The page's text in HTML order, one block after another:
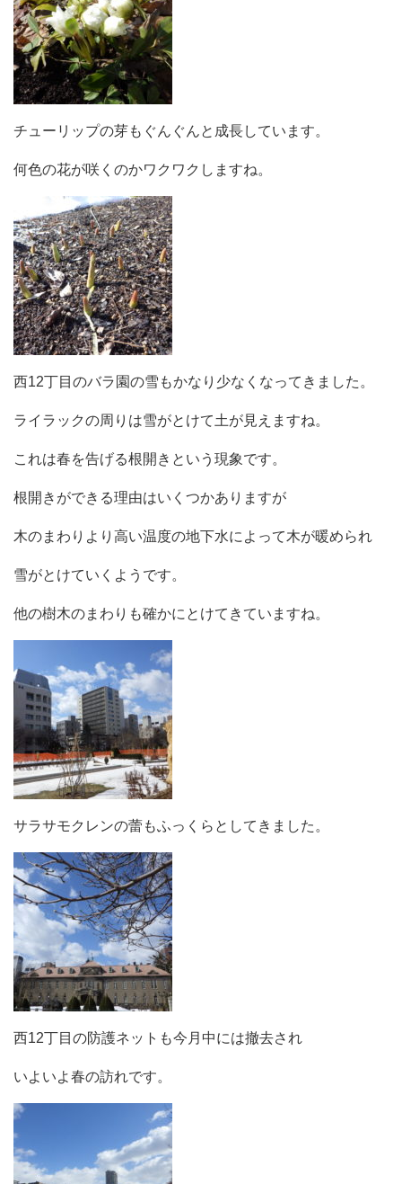
チューリップの芽もぐんぐんと成長しています。
何色の花が咲くのかワクワクしますね。
西12丁目のバラ園の雪もかなり少なくなってきました。
ライラックの周りは雪がとけて土が見えますね。
これは春を告げる根開きという現象です。
根開きができる理由はいくつかありますが
木のまわりより高い温度の地下水によって木が暖められ
雪がとけていくようです。
他の樹木のまわりも確かにとけてきていますね。
サラサモクレンの蕾もふっくらとしてきました。
西12丁目の防護ネットも今月中には撤去され
いよいよ春の訪れです。